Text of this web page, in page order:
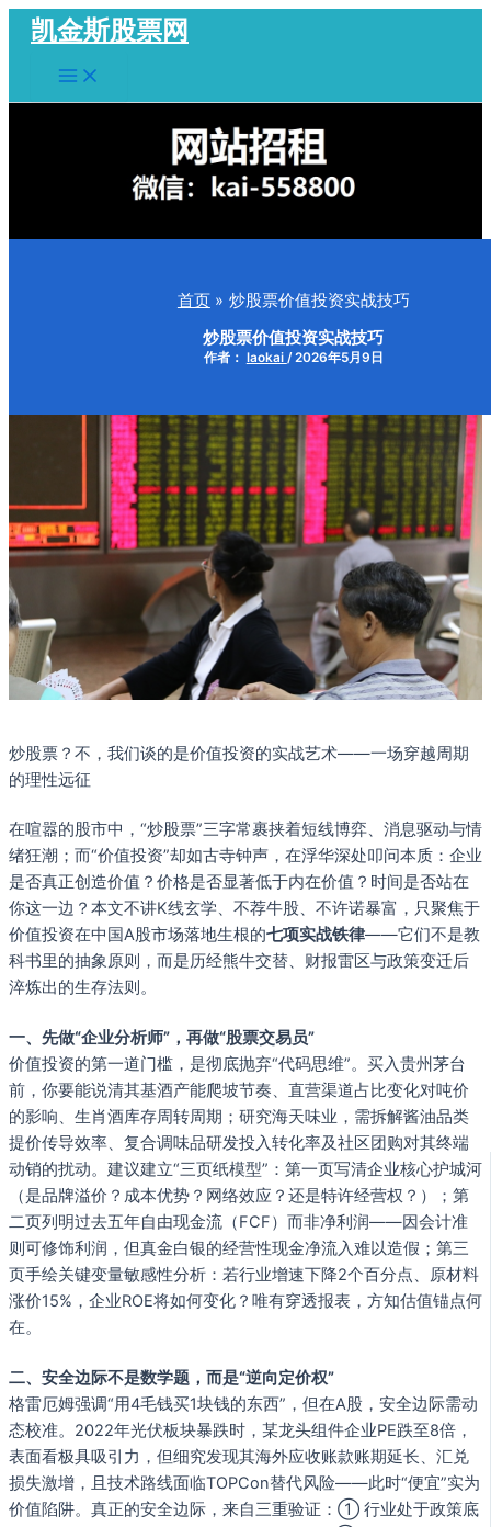
容
凯金斯股票网
Main
Menu
首页 炒股票价值投资实战技巧
炒股票价值投资实战技巧
作者： laokai /2026年5月9日
炒股票？不，我们谈的是价值投资的实战艺术——一场穿越周期
的理性远征
在喧嚣的股市中，“炒股票”三字常裹挟着短线博弈、消息驱动与情
绪狂潮；而“价值投资”却如古寺钟声，在浮华深处叩问本质：企业
是否真正创造价值？价格是否显著低于内在价值？时间是否站在
你这一边？本文不讲K线玄学、不荐牛股、不许诺暴富，只聚焦于
价值投资在中国A股市场落地生根的七项实战铁律——它们不是教
科书里的抽象原则，而是历经熊牛交替、财报雷区与政策变迁后
淬炼出的生存法则。
一、先做“企业分析师”，再做“股票交易员”
价值投资的第一道门槛，是彻底抛弃“代码思维”。买入贵州茅台
前，你要能说清其基酒产能爬坡节奏、直营渠道占比变化对吨价
的影响、生肖酒库存周转周期；研究海天味业，需拆解酱油品类
提价传导效率、复合调味品研发投入转化率及社区团购对其终端
动销的扰动。建议建立“三页纸模型”：第一页写清企业核心护城河
（是品牌溢价？成本优势？网络效应？还是特许经营权？）；第
二页列明过去五年自由现金流（FCF）而非净利润——因会计准
则可修饰利润，但真金白银的经营性现金净流入难以造假；第三
页手绘关键变量敏感性分析：若行业增速下降2个百分点、原材料
涨价15%，企业ROE将如何变化？唯有穿透报表，方知估值锚点何
在。
二、安全边际不是数学题，而是“逆向定价权”
格雷厄姆强调“用4毛钱买1块钱的东西”，但在A股，安全边际需动
态校准。2022年光伏板块暴跌时，某龙头组件企业PE跌至8倍，
表面看极具吸引力，但细究发现其海外应收账款账期延长、汇兑
损失激增，且技术路线面临TOPCon替代风险——此时“便宜”实为
价值陷阱。真正的安全边际，来自三重验证：① 行业处于政策底